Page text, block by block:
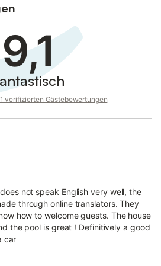
9,1
verifizierten Gästebewertungen
not speak English very well, the
through online translators. They
how to welcome guests. The house
the pool is great ! Definitively a good
car